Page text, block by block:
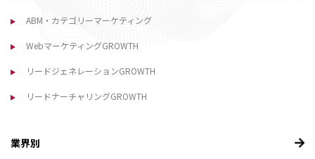
ABM・カテゴリーマーケティング
WebマーケティングGROWTH
リードジェネレーションGROWTH
リードナーチャリングGROWTH
業界別